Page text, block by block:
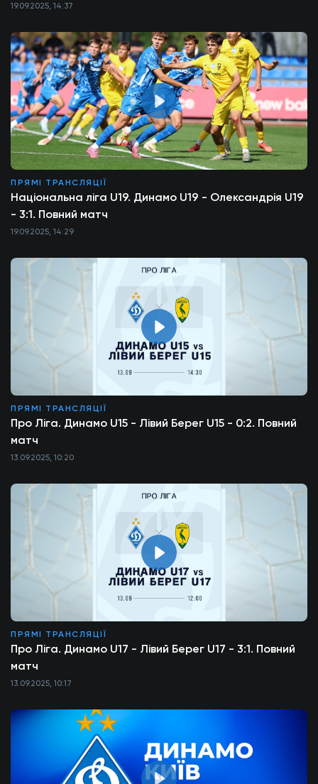
19.09.2025, 14:37
ПРЯМІ ТРАНСЛЯЦІЇ
Національна ліга U19. Динамо U19 - Олександрія U19
- 3:1. Повний матч
19.09.2025, 14:29
ПРЯМІ ТРАНСЛЯЦІЇ
Про Ліга. Динамо U15 - Лівий Берег U15 - 0:2. Повний
матч
13.09.2025, 10:20
ПРЯМІ ТРАНСЛЯЦІЇ
Про Ліга. Динамо U17 - Лівий Берег U17 - 3:1. Повний
матч
13.09.2025, 10:17